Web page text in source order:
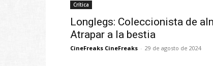
Crítica
Longlegs: Coleccionista de
Atrapar a la bestia
CineFreaks CineFreaks - 29 de agosto de 2024